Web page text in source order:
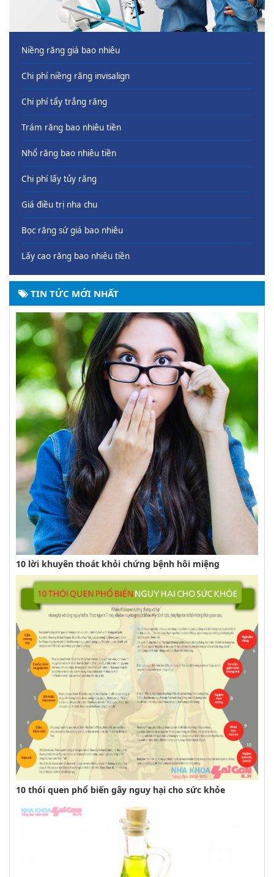
Niềng răng giá bao nhiêu
Chi phí niềng răng invisalign
Chi phí tẩy trắng răng
Trám răng bao nhiêu tiền
Nhổ răng bao nhiêu tiền
Chi phí lấy tủy răng
Giá điều trị nha chu
Bọc răng sứ giá bao nhiêu
Lấy cao răng bao nhiêu tiền
TIN TỨC MỚI NHẤT
10 lời khuyên thoát khỏi chứng bệnh hôi miệng
10 thói quen phổ biến gây nguy hại cho sức khỏe